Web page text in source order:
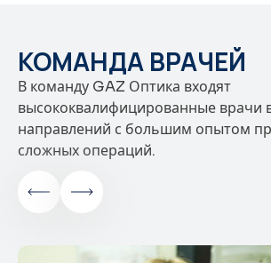
КОМАНДА ВРАЧЕЙ
В команду GAZ Оптика входят
высококвалифицированные врачи
направлений с большим опытом
сложных операций.